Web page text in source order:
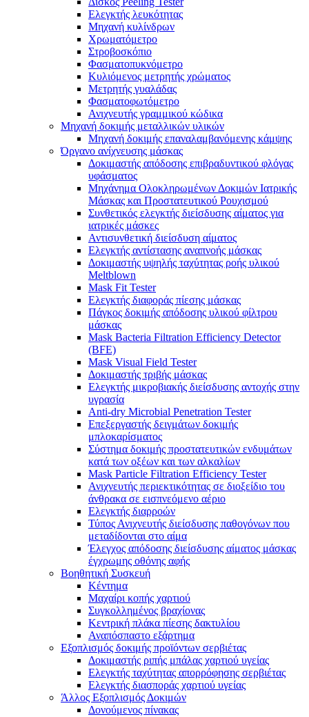
Ελεγκτής λευκότητας
Μηχανή κυλίνδρων
Χρωματόμετρο
Στροβοσκόπιο
Φασματοπυκνόμετρο
Κυλιόμενος μετρητής χρώματος
Μετρητής γυαλάδας
Φασματοφωτόμετρο
Ανιχνευτής γραμμικού κώδικα
Μηχανή δοκιμής μεταλλικών υλικών
Μηχανή δοκιμής επαναλαμβανόμενης κάμψης
Όργανο ανίχνευσης μάσκας
Δοκιμαστής απόδοσης επιβραδυντικού φλόγας
υφάσματος
Μηχάνημα Ολοκληρωμένων Δοκιμών Ιατρικής
Μάσκας και Προστατευτικού Ρουχισμού
Συνθετικός ελεγκτής διείσδυσης αίματος για
ιατρικές μάσκες
Αντισυνθετική διείσδυση αίματος
Ελεγκτής αντίστασης αναπνοής μάσκας
Δοκιμαστής υψηλής ταχύτητας ροής υλικού
Meltblown
Mask Fit Tester
Ελεγκτής διαφοράς πίεσης μάσκας
Πάγκος δοκιμής απόδοσης υλικού φίλτρου
μάσκας
Mask Bacteria Filtration Efficiency Detector
(BFE)
Mask Visual Field Tester
Δοκιμαστής τριβής μάσκας
Ελεγκτής μικροβιακής διείσδυσης αντοχής στην
υγρασία
Anti-dry Microbial Penetration Tester
Επεξεργαστής δειγμάτων δοκιμής
μπλοκαρίσματος
Σύστημα δοκιμής προστατευτικών ενδυμάτων
κατά των οξέων και των αλκαλίων
Mask Particle Filtration Efficiency Tester
Ανιχνευτής περιεκτικότητας σε διοξείδιο του
άνθρακα σε εισπνεόμενο αέριο
Ελεγκτής διαρροών
Τύπος Ανιχνευτής διείσδυσης παθογόνων που
μεταδίδονται στο αίμα
Έλεγχος απόδοσης διείσδυσης αίματος μάσκας
έγχρωμης οθόνης αφής
Βοηθητική Συσκευή
Κέντημα
Μαχαίρι κοπής χαρτιού
Συγκολλημένος βραχίονας
Κεντρική πλάκα πίεσης δακτυλίου
Αναπόσπαστο εξάρτημα
Εξοπλισμός δοκιμής προϊόντων σερβιέτας
Δοκιμαστής ριπής μπάλας χαρτιού υγείας
Ελεγκτής ταχύτητας απορρόφησης σερβιέτας
Ελεγκτής διασποράς χαρτιού υγείας
Άλλος Εξοπλισμός Δοκιμών
Δονούμενος πίνακας